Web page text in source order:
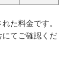
た料金です。
にてご確認くだ